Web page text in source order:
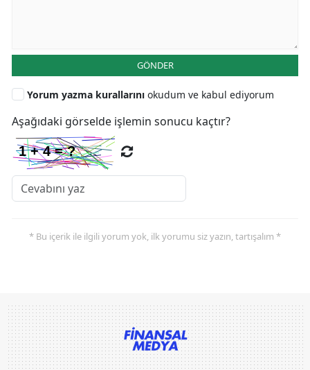
GÖNDER
Yorum yazma kurallarını okudum ve kabul ediyorum
Aşağıdaki görselde işlemin sonucu kaçtır?
* Bu içerik ile ilgili yorum yok, ilk yorumu siz yazın, tartışalım *